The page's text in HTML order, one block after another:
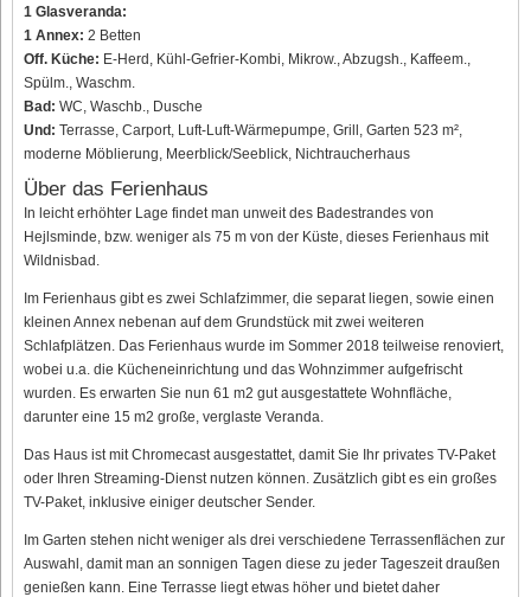
1 Glasveranda:
1 Annex: 2 Betten
Off. Küche: E-Herd, Kühl-Gefrier-Kombi, Mikrow., Abzugsh., Kaffeem.,
Spülm., Waschm.
Bad: WC, Waschb., Dusche
Und: Terrasse, Carport, Luft-Luft-Wärmepumpe, Grill, Garten 523 m²,
moderne Möblierung, Meerblick/Seeblick, Nichtraucherhaus
Über das Ferienhaus
In leicht erhöhter Lage findet man unweit des Badestrandes von
Hejlsminde, bzw. weniger als 75 m von der Küste, dieses Ferienhaus mit
Wildnisbad.
Im Ferienhaus gibt es zwei Schlafzimmer, die separat liegen, sowie einen
kleinen Annex nebenan auf dem Grundstück mit zwei weiteren
Schlafplätzen. Das Ferienhaus wurde im Sommer 2018 teilweise renoviert,
wobei u.a. die Kücheneinrichtung und das Wohnzimmer aufgefrischt
wurden. Es erwarten Sie nun 61 m2 gut ausgestattete Wohnfläche,
darunter eine 15 m2 große, verglaste Veranda.
Das Haus ist mit Chromecast ausgestattet, damit Sie Ihr privates TV-Paket
oder Ihren Streaming-Dienst nutzen können. Zusätzlich gibt es ein großes
TV-Paket, inklusive einiger deutscher Sender.
Im Garten stehen nicht weniger als drei verschiedene Terrassenflächen zur
Auswahl, damit man an sonnigen Tagen diese zu jeder Tageszeit draußen
genießen kann. Eine Terrasse liegt etwas höher und bietet daher